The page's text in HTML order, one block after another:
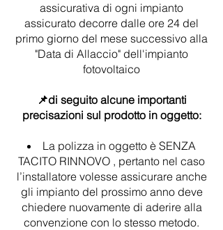
assicurativa di ogni impianto
assicurato decorre dalle ore 24 del
primo giorno del mese successivo alla
"Data di Allaccio" dell'impianto
fotovoltaico
📌di seguito alcune importanti
precisazioni sul prodotto in oggetto:
La polizza in oggetto è SENZA
TACITO RINNOVO , pertanto nel caso
l’installatore volesse assicurare anche
gli impianto del prossimo anno deve
chiedere nuovamente di aderire alla
convenzione con lo stesso metodo.